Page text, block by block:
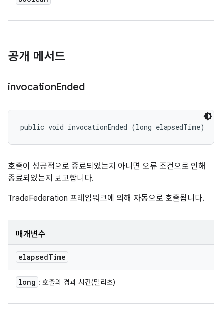
공개 메서드
invocationEnded
public void invocationEnded (long elapsedTime)
호출이 성공적으로 종료되었는지 아니면 오류 조건으로 인해
종료되었는지 보고합니다.
TradeFederation 프레임워크에 의해 자동으로 호출됩니다.
매개변수
elapsedTime
long : 호출의 경과 시간(밀리초)